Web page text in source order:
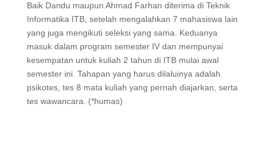
Baik Dandu maupun Ahmad Farhan diterima di Teknik
Informatika ITB, setelah mengalahkan 7 mahasiswa lain
yang juga mengikuti seleksi yang sama. Keduanya
masuk dalam program semester IV dan mempunyai
kesempatan untuk kuliah 2 tahun di ITB mulai awal
semester ini. Tahapan yang harus dilaluinya adalah
psikotes, tes 8 mata kuliah yang pernah diajarkan, serta
tes wawancara. (*humas)